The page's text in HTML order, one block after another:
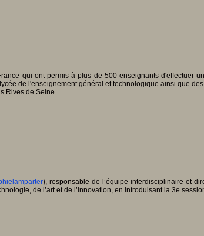
qui ont permis à plus de 500 enseignants d'effectuer
de l'enseignement général et technologique ainsi que
Rives de Seine.
), responsable de l’équipe interdisciplinaire et
de l’art et de l’innovation, en introduisant la 3e